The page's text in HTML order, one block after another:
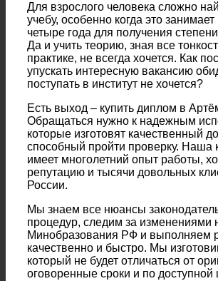
Для взрослого человека сложно
учебу, особенно когда это
четыре года для получения
Да и учить теорию, зная все
практике, не всегда хочется. Как
упускать интересную вакансию
поступать в институт не хочется?
Есть выход – купить диплом в
Обращаться нужно к надежным
которые изготовят качественный
способный пройти проверку. Наша
имеет многолетний опыт работы,
репутацию и тысячи довольных
России.
Мы знаем все нюансы
процедур, следим за изменениями
Минобразования РФ и выполняем
качественно и быстро. Мы
который не будет отличаться от
оговоренные сроки и по доступной